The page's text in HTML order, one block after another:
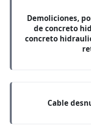
Demoliciones,
de concreto
concreto
Cable